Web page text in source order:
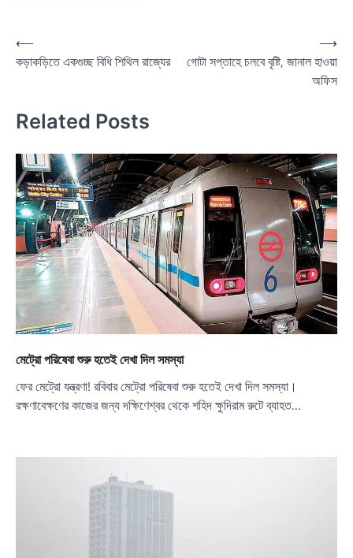
Post
navigation
⟵
কড়াকড়িতে একগুচ্ছ বিধি শিথিল রাজ্যের
গোটা সপ্তাহে চলবে বৃষ্টি, জানাল হাওয়া
অফিস
⟶
Related Posts
মেট্রো পরিষেবা শুরু হতেই দেখা দিল সমস্যা
ফের মেট্রো যন্ত্রণা! রবিবার মেট্রো পরিষেবা শুরু হতেই দেখা দিল সমস্যা।
রক্ষণাবেক্ষণের কাজের জন্য দক্ষিণেশ্বর থেকে শহিদ ক্ষুদিরাম রুটে ব্যাহত…